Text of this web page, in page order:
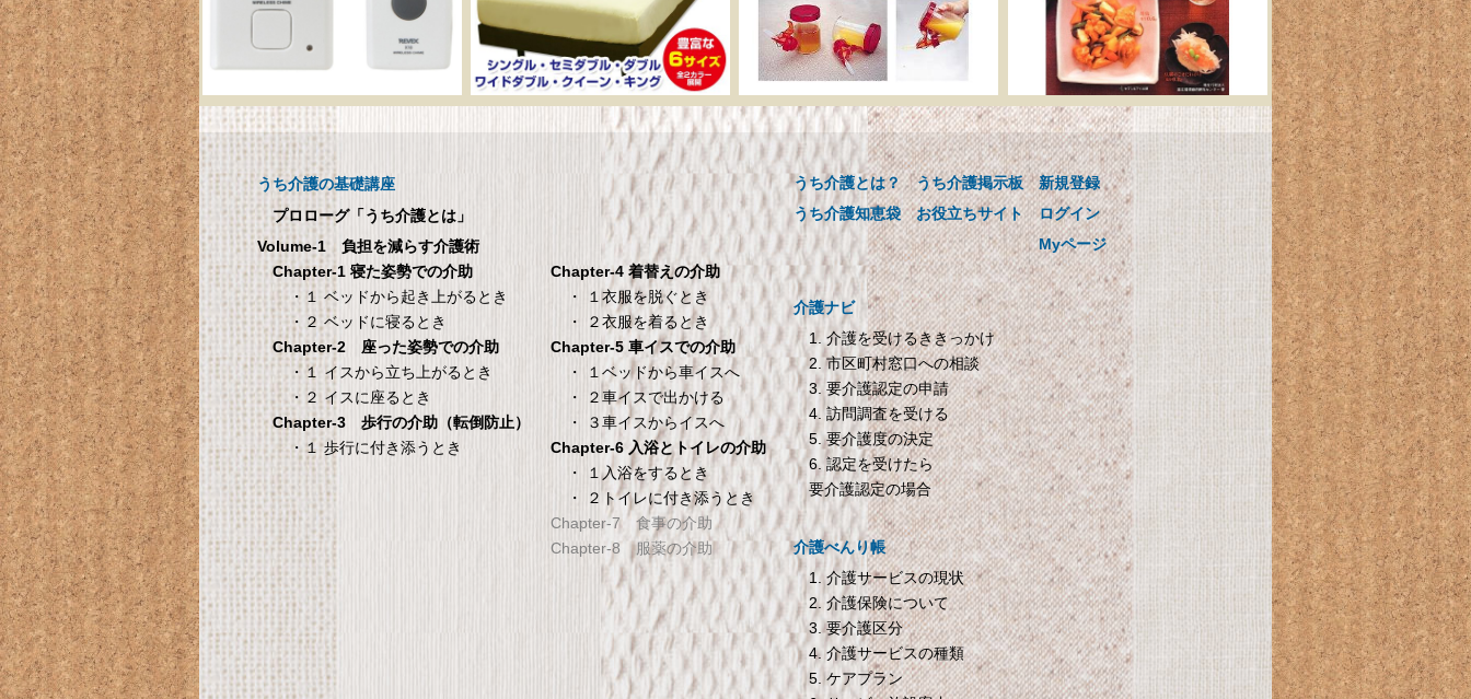
際病院の 愛情健
康レシピ
病院の 愛情健康レシピ
呼び出しチャイムセット
X810
呼び出しチャイムセット X810
メーカー直販 ベッド用ボ
ックスシーツ 防水シー
ツ 【介護シーツ･ベッド
用防水シーツ】シングル
100×200×30cm クリーム
メーカー直販 ベッド用ボックス
シーツ 防水シーツ 【介護シーツ･
ベッド用防水シーツ】シングル
100×200×30cm クリーム
介助用食器 らくらくゴ
ックンスープ・お茶用
【介護用品】
介助用食器 らくらくゴックンス
ープ・お茶用【介護用品】
国循の美味しい! かるし
おレシピ 0.1mlまで量れ
る! かるしおスプーン3本
セットつき
国循の美味しい! かるしおレシピ
0.1mlまで量れる! かるしおスプー
ン3本セットつき
タンスのゲン 介護用ベ
ッドテーブル キャスタ
ー付き 伸縮式 高さ調節
可能 Licht リヒト
65090050BR
タンスのゲン 介護用ベッドテー
ブル キャスター付き 伸縮式 高さ
調節可能 Licht リヒト
65090050BR
TANITA 【乗った人をピ
タリと当てる「乗るピタ
機能」搭載】 体組成計
ホワイト BC-754-WH
TANITA 【乗った人をピタリと当
てる「乗るピタ機能」搭載】 体
組成計 ホワイト BC-754-WH
オムロン HEM-7200 自
動血圧計
オムロン HEM-7200 自動血圧計
SHARP プラズマクラス
ター搭載 加湿機 気化式
パーソナルタイプ ブル
ー系 HV-C30-A
SHARP プラズマクラスター搭載
加湿機 気化式 パーソナルタイプ
ブルー系 HV-C30-A
うち介護の基礎講座
プロローグ「うち介護とは」
Volume-1 負担を減らす介護術
Chapter-1 寝た姿勢での介助
・１ ベッドから起き上がるとき
・２ ベッドに寝るとき
Chapter-2 座った姿勢での介助
・１ イスから立ち上がるとき
・２ イスに座るとき
Chapter-3 歩行の介助（転倒防止）
・１ 歩行に付き添うとき
Chapter-4 着替えの介助
・ １衣服を脱ぐとき
・ ２衣服を着るとき
Chapter-5 車イスでの介助
・ １ベッドから車イスへ
・ ２車イスで出かける
・ ３車イスからイスへ
Chapter-6 入浴とトイレの介助
・ １入浴をするとき
・ ２トイレに付き添うとき
Chapter-7 食事の介助
Chapter-8 服薬の介助
うち介護とは？
うち介護知恵袋
うち介護掲示板
お役立ちサイト
新規登録
ログイン
Myページ
介護ナビ
1. 介護を受けるききっかけ
2. 市区町村窓口への相談
3. 要介護認定の申請
4. 訪問調査を受ける
5. 要介護度の決定
6. 認定を受けたら
要介護認定の場合
介護べんり帳
1. 介護サービスの現状
2. 介護保険について
3. 要介護区分
4. 介護サービスの種類
5. ケアプラン